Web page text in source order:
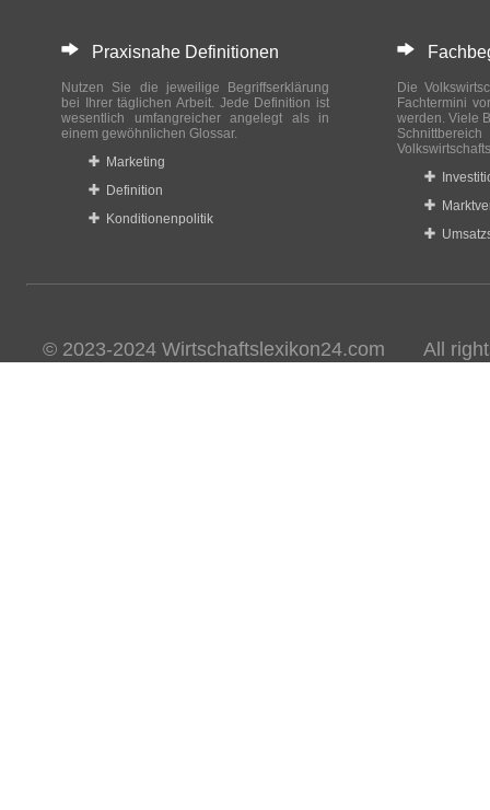
Praxisnahe Definitionen
Nutzen Sie die jeweilige Begriffserklärung
bei Ihrer täglichen Arbeit. Jede Definition ist
wesentlich umfangreicher angelegt als in
einem gewöhnlichen Glossar.
Marketing
Definition
Konditionenpolitik
Die
Fachtermini
werden. Viele
© 2023-2024 Wirtschaftslexikon24.com All